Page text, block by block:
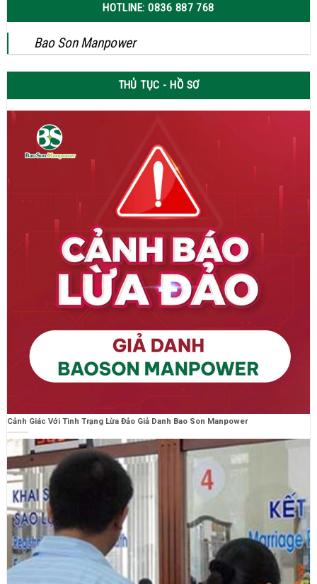
HOTLINE: 0836 887 768
Bao Son Manpower
THỦ TỤC - HỒ SƠ
Cảnh Giác Với Tình Trạng Lừa Đảo Giả Danh Bao Son Manpower